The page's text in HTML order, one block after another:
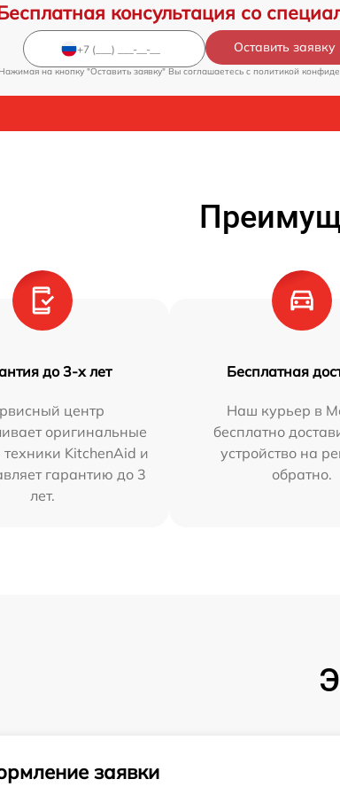
консультация со
Оставить заявку
Нажимая на кнопку "Оставить заявку" Вы соглашаетесь c политикой
до 3-х лет
центр
оригинальные
техники KitchenAid и
гарантию до 3
лет.
Бесплатная
Наш курьер в
бесплатно
устройство на
обратно.
заявки